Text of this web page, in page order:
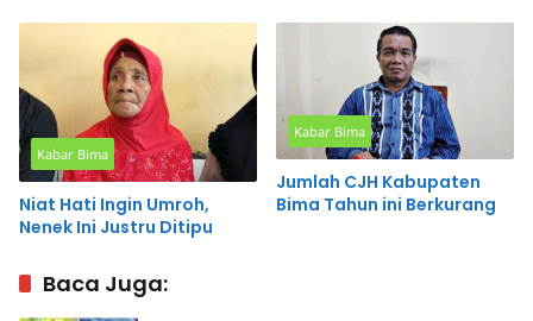
Kabar Bima
Niat Hati Ingin Umroh,
Nenek Ini Justru Ditipu
Kabar Bima
Jumlah CJH Kabupaten
Bima Tahun ini Berkurang
Baca Juga: